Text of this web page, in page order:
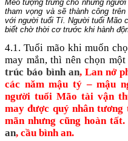
Mèo tượng trưng cho những
tham vọng và sẽ thành công
với người tuổi Tí. Người tuổi Mão
biết chờ thời cơ trước khi hành
4.1. Tuổi mão khi muốn
may mắn, thì nên chọn
trúc báo bình an, Lan nở
các năm mậu tý – mậu
người tuổi Mão tài vận
may được quý nhân
mãn nhưng cũng hoàn
an, cầu bình an.